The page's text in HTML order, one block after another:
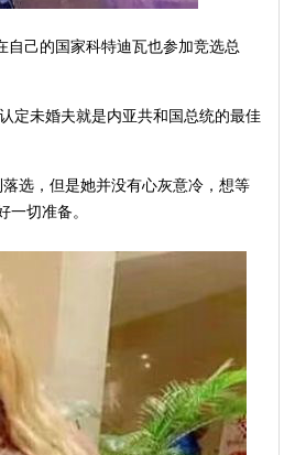
自己的国家科特迪瓦也参加竞选总
定未婚夫就是内亚共和国总统的最佳
选，但是她并没有心灰意冷，想等
切准备。